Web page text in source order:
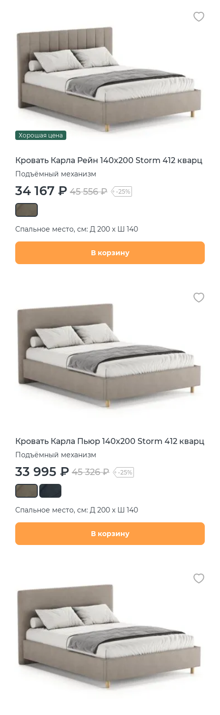
Хорошая цена
Кровать Карла Рейн 140х200 Storm 412 кварц
Подъёмный механизм
34 167 ₽ 45 556 ₽ -25%
Спальное место, см: Д 200 х Ш 140
В корзину
Кровать Карла Пьюр 140х200 Storm 412 кварц
Подъёмный механизм
33 995 ₽ 45 326 ₽ -25%
Спальное место, см: Д 200 х Ш 140
В корзину